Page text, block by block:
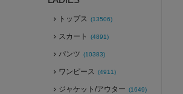
トップス (13506)
スカート (4891)
パンツ (10383)
ワンピース (4911)
ジャケット/アウター (1649)